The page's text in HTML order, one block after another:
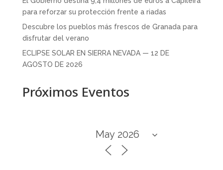
para reforzar su protección frente a riadas
Descubre los pueblos más frescos de Granada para
disfrutar del verano
ECLIPSE SOLAR EN SIERRA NEVADA — 12 DE
AGOSTO DE 2026
Próximos Eventos